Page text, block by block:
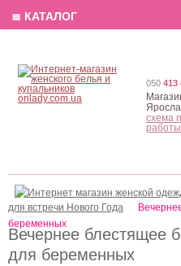
Вечернее блестящее
для беременных
для встречи Нового Года
беременных
050 413
схема
работы
≣ КАТАЛОГ